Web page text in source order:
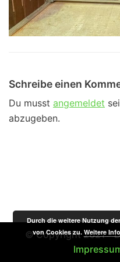
Schreibe einen
Du musst angemeldet
abzugeben.
© Copyright 2021 -
Durch die weitere Nutzung
von Cookies zu.Weitere